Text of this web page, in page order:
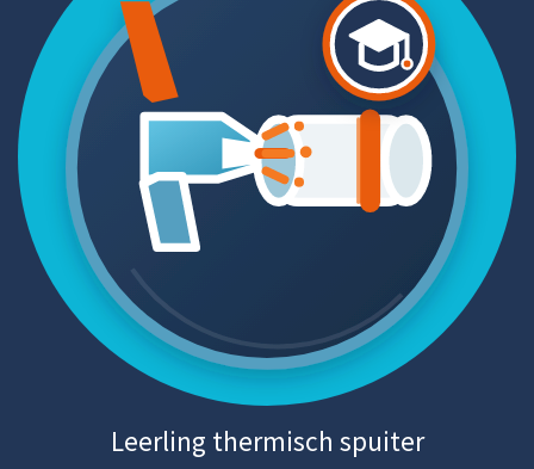
Leerling thermisch spuiter